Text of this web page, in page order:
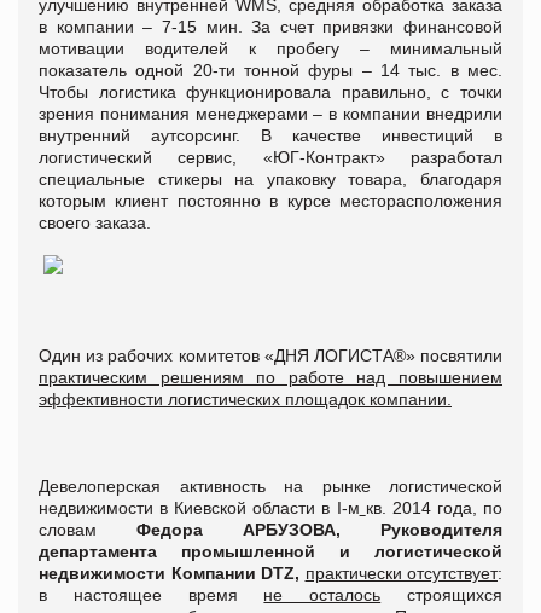
улучшению внутренней WMS, средняя обработка заказа
в компании – 7-15 мин. За счет привязки финансовой
мотивации водителей к пробегу – минимальный
показатель одной 20-ти тонной фуры – 14 тыс. в мес.
Чтобы логистика функционировала правильно, с точки
зрения понимания менеджерами – в компании внедрили
внутренний аутсорсинг. В качестве инвестиций в
логистический сервис, «ЮГ-Контракт» разработал
специальные стикеры на упаковку товара, благодаря
которым клиент постоянно в курсе месторасположения
своего заказа.
Один из рабочих комитетов «ДНЯ ЛОГИСТА®» посвятили
практическим решениям по работе над повышением
эффективности логистических площадок компании.
Девелоперская активность на рынке логистической
недвижимости в Киевской области в I-м кв. 2014 года, по
словам Федора АРБУЗОВА, Руководителя
департамента промышленной и логистической
недвижимости Компании DTZ, практически отсутствует:
в настоящее время не осталось строящихся